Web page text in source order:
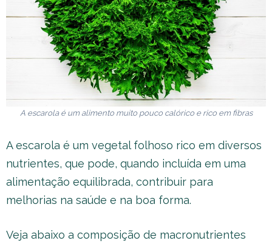
A escarola é um alimento muito pouco calórico e rico em fibras
A escarola é um vegetal folhoso rico em diversos
nutrientes, que pode, quando incluída em uma
alimentação equilibrada, contribuir para
melhorias na saúde e na boa forma.
Veja abaixo a composição de macronutrientes